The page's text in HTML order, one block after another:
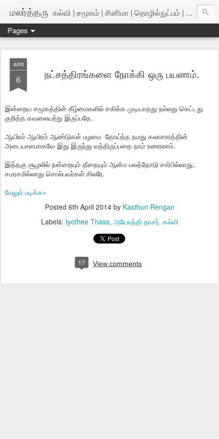
மலர்த்தரு கல்வி | சமூகம் | சினிமா | தொழில்நுட்பம் | அறிவியல்
Pages
APR
6 நட்சத்திரங்களை நோக்கி ஒரு பயணம்.
இன்றைய சமூகத்தின் கீழ்மைகளில் சகிக்க முடியாதது நல்லது கெட்டது
குறித்த கவலையற்று இருப்பதே.
ஆயிரம் ஆயிரம் ஆண்டுகள் பழமை தோய்ந்த நமது கலாசாரத்தின்
அடையாளமாகவே இது இருந்து வந்திருப்பதை நாம் உணரலாம்.
இத்தகு சூழலில் நன்றையும் தீதையும் ஆன்ம பலத்தோடு சார்பில்லாது,
சமரசமில்லாது சொல்பவர்கள் சிலரே.
மேலும் படிக்க»
Posted 6th April 2014by Kasthuri Rengan
Labels: Iyothee Thass அயோத்தி தாசர் கல்வி
17 View comments